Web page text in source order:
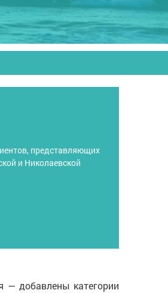
представляющих
и Николаевской
— добавлены категории